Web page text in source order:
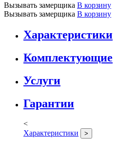
Вызывать замерщика В корзину
Вызывать замерщика В корзину
Характеристики
Комплектующие
Услуги
Гарантии
<
Характеристики
>